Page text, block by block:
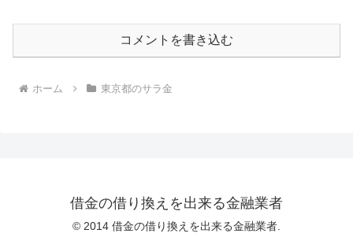
コメントを書き込む
ホーム 東京都のサラ金
借金の借り換えを出来る金融業者
© 2014 借金の借り換えを出来る金融業者.